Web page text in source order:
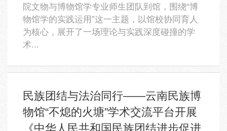
院文物与博物馆学专业师生团队到馆，围绕“博
物馆学的实践运用”这一主题，以馆校协同育人
为核心，展开了一场理论与实践深度碰撞的学
术...
民族团结与法治同行——云南民族博
物馆“不熄的火塘”学术交流平台开展
《中华人民共和国民族团结进步促进